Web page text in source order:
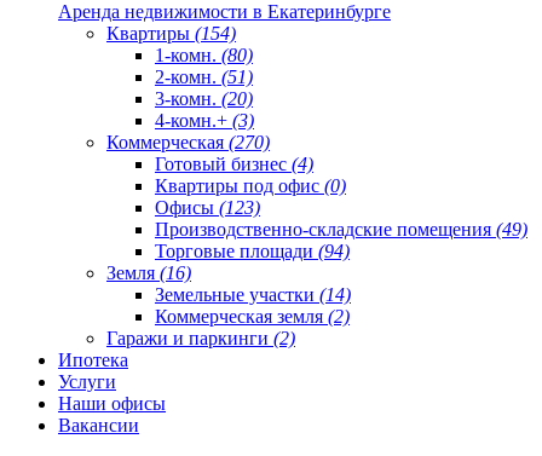
Аренда недвижимости в Екатеринбурге
Квартиры (154)
1-комн. (80)
2-комн. (51)
3-комн. (20)
4-комн.+ (3)
Коммерческая (270)
Готовый бизнес (4)
Квартиры под офис (0)
Офисы (123)
Производственно-складские помещения (49)
Торговые площади (94)
Земля (16)
Земельные участки (14)
Коммерческая земля (2)
Гаражи и паркинги (2)
Ипотека
Услуги
Наши офисы
Вакансии